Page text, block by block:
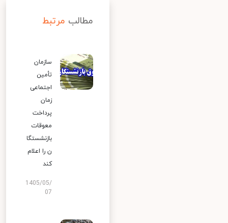
مطالب مرتبط
سازمان
تأمین
اجتماعی
زمان
پرداخت
معوقات
بازنشستگا
ن را اعلام
کند
1405/05/
07